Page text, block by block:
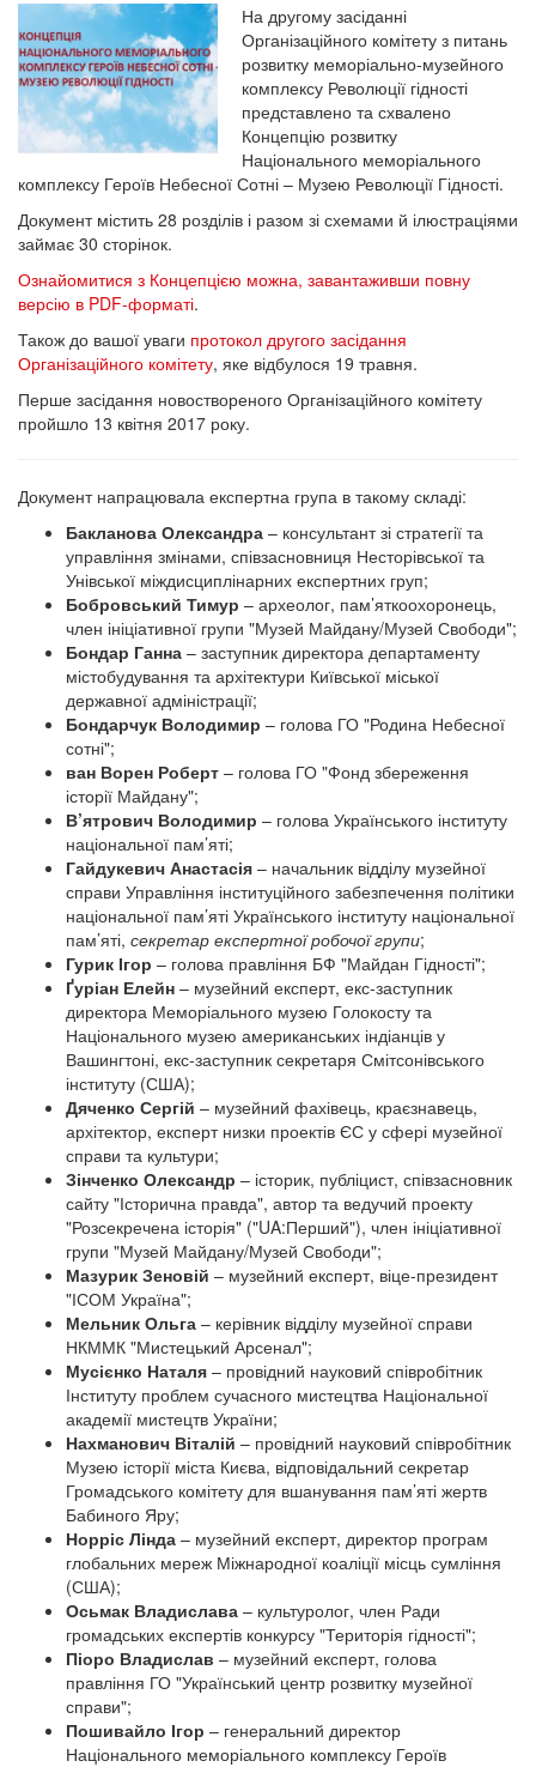
На другому засіданні
Організаційного комітету з питань
розвитку меморіально-музейного
комплексу Революції гідності
представлено та схвалено
Концепцію розвитку
Національного меморіального
комплексу Героїв Небесної Сотні – Музею Революції Гідності.
Документ містить 28 розділів і разом зі схемами й ілюстраціями
займає 30 сторінок.
Ознайомитися з Концепцією можна, завантаживши повну
версію в PDF-форматі.
Також до вашої уваги протокол другого засідання
Організаційного комітету, яке відбулося 19 травня.
Перше засідання новоствореного Організаційного комітету
пройшло 13 квітня 2017 року.
Документ напрацювала експертна група в такому складі:
Бакланова Олександра – консультант зі стратегії та
управління змінами, співзасновниця Несторівської та
Унівської міждисциплінарних експертних груп;
Бобровський Тимур – археолог, пам’яткоохоронець,
член ініціативної групи "Музей Майдану/Музей Свободи";
Бондар Ганна – заступник директора департаменту
містобудування та архітектури Київської міської
державної адміністрації;
Бондарчук Володимир – голова ГО "Родина Небесної
сотні";
ван Ворен Роберт – голова ГО "Фонд збереження
історії Майдану";
В’ятрович Володимир – голова Українського інституту
національної пам’яті;
Гайдукевич Анастасія – начальник відділу музейної
справи Управління інституційного забезпечення політики
національної пам’яті Українського інституту національної
пам’яті, секретар експертної робочої групи;
Гурик Ігор – голова правління БФ "Майдан Гідності";
Ґуріан Елейн – музейний експерт, екс-заступник
директора Меморіального музею Голокосту та
Національного музею американських індіанців у
Вашингтоні, екс-заступник секретаря Смітсонівського
інституту (США);
Дяченко Сергій – музейний фахівець, краєзнавець,
архітектор, експерт низки проектів ЄС у сфері музейної
справи та культури;
Зінченко Олександр – історик, публіцист, співзасновник
сайту "Історична правда", автор та ведучий проекту
"Розсекречена історія" ("UA:Перший"), член ініціативної
групи "Музей Майдану/Музей Свободи";
Мазурик Зеновій – музейний експерт, віце-президент
"ІСОМ Україна";
Мельник Ольга – керівник відділу музейної справи
НКММК "Мистецький Арсенал";
Мусієнко Наталя – провідний науковий співробітник
Інституту проблем сучасного мистецтва Національної
академії мистецтв України;
Нахманович Віталій – провідний науковий співробітник
Музею історії міста Києва, відповідальний секретар
Громадського комітету для вшанування пам’яті жертв
Бабиного Яру;
Норріс Лінда – музейний експерт, директор програм
глобальних мереж Міжнародної коаліції місць сумління
(США);
Осьмак Владислава – культуролог, член Ради
громадських експертів конкурсу "Територія гідності";
Піоро Владислав – музейний експерт, голова
правління ГО "Український центр розвитку музейної
справи";
Пошивайло Ігор – генеральний директор
Національного меморіального комплексу Героїв